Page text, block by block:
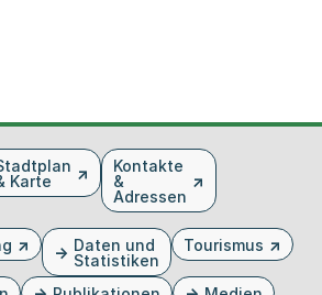
Karte
Kontakte
&
Adressen
Daten und
Statistiken
Tourismus